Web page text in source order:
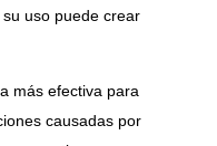
uso puede crear
más efectiva para
causadas por